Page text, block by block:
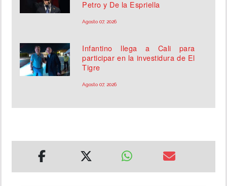
Petro y De la Espriella
Agosto 07, 2026
Infantino llega a Cali para
participar en la investidura de El
Tigre
Agosto 07, 2026